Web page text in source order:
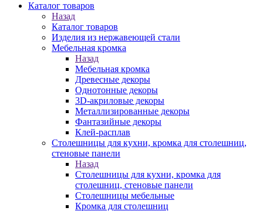
Каталог товаров
Назад
Каталог товаров
Изделия из нержавеющей стали
Мебельная кромка
Назад
Мебельная кромка
Древесные декоры
Однотонные декоры
3D-акриловые декоры
Металлизированные декоры
Фантазийные декоры
Клей-расплав
Столешницы для кухни, кромка для столешниц,
стеновые панели
Назад
Столешницы для кухни, кромка для
столешниц, стеновые панели
Столешницы мебельные
Кромка для столешниц